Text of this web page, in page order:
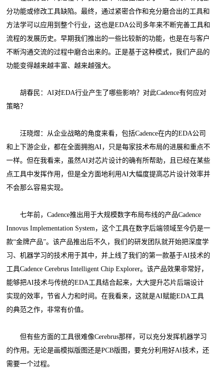
分功能或修改工具缺陷。最终，通过紧密合作和充分磨合出的工具和
方法学可以应用到整个行业，这也是EDA公司多年来不断完善工具和
流程的发展历史。早期我们推出的一些比较新的功能，也是在与客户
不断沟通交流的过程中磨合出来的。正是基于这种模式，我们产品的
功能变得越来越丰富、越来越强大。
胡春民：AI对EDA行业产生了哪些影响？对此Cadence有何应对
策略？
汪晓煜：从企业战略的角度来看，包括Cadence在内的EDA公司
和上下游企业，都在全面拥抱AI，只是每家技术布局的进展和重点不
一样。但在我看来，虽然AI对芯片设计的确有所帮助，且已经在某些
点工具中发挥作用，但是全方面地利用AI大幅度提高芯片设计效率并
不会那么容易实现。
七年前，Cadence推出用于大规模数字布局布线的产品Cadence
Innovus Implementation System，这个工具在数字后端领域至今仍是一
款“金牌产品”。该产品推出后不久，我们的研发团队就开始把深度学
习、机器学习的技术用于其中，并上线了我们的第一款基于AI技术的
工具Cadence Cerebrus Intelligent Chip Explorer。该产品效果非常好，
能够把AI技术与传统的EDA工具结合起来，大大提升芯片后端设计
实现的效率，节省人力和时间。在我看来，这就是AI赋能EDA工具
的典范之作，非常有价值。
但有些方面的工具很难像Cerebrus那样，可以充分发挥机器学习
的作用。无论是画模拟版图还是PCB版图，要充分利用好AI技术，还
需要一个过程。